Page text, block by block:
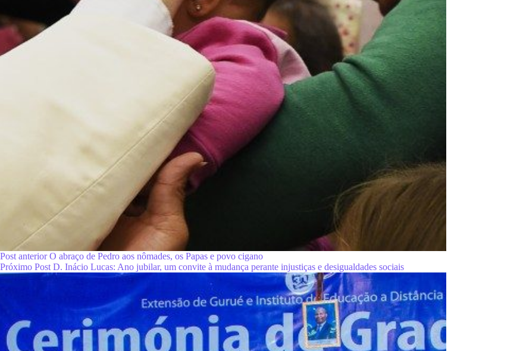
Post anteriorO abraço de Pedro aos nômades, os Papas e povo cigano
Próximo Post D. Inácio Lucas: Ano jubilar, um convite à mudança perante injustiças e desigualdades sociais